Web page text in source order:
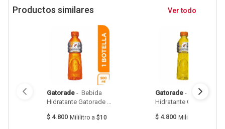
Productos similares Ver todo
Gatorade - Bebida
Hidratante Gatorade
$ 4.800 Mililitro a $10
Gatorade -
Bebida
Hidratante Gatorade
$ 4.800 Mililitro